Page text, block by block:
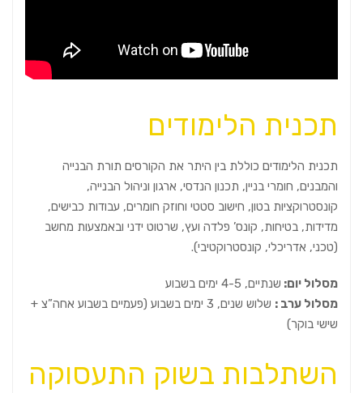
תכנית הלימודים
תכנית הלימודים כוללת בין היתר את הקורסים תורת הבנייה
והמבנים, חומרי בניין, תכנון הנדסי, ארגון וניהול הבנייה,
קונסטרוקציות בטון, חישוב סטטי וחוזק חומרים, עבודות כבישים,
מדידות, בטיחות, קונס’ פלדה ועץ, שרטוט ידני ובאמצעות מחשב
(טכני, אדריכלי, קונסטרוקטיבי).
מסלול יום: שנתיים, 4-5 ימים בשבוע
מסלול ערב :
שלוש שנים, 3 ימים בשבוע (פעמיים בשבוע אחה”צ +
שישי בוקר)
השתלבות בשוק התעסוקה